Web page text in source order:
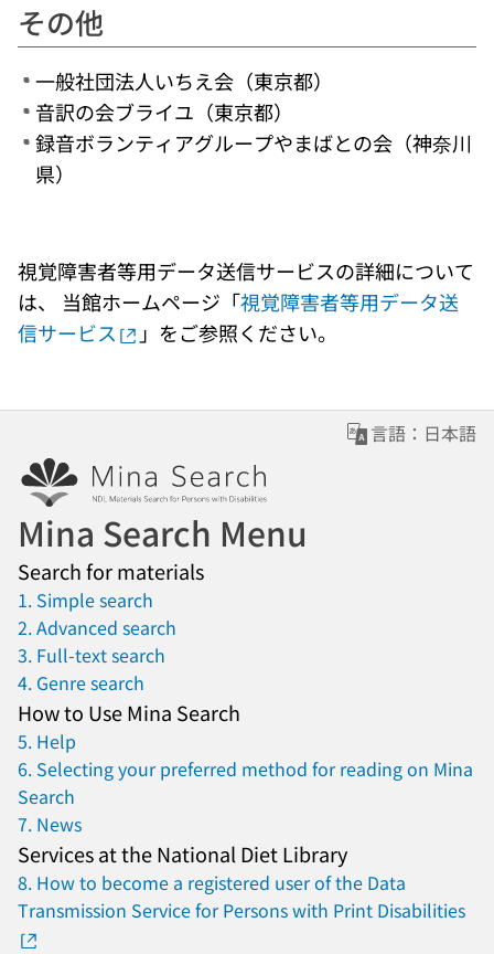
その他
一般社団法人いちえ会（東京都）
音訳の会ブライユ（東京都）
録音ボランティアグループやまばとの会（神奈川
県）
視覚障害者等用データ送信サービスの詳細について
は、 当館ホームページ「視覚障害者等用データ送
信サービス
」をご参照ください。
言語：日本語
Mina Search Menu
Search for materials
1. Simple search
2. Advanced search
3. Full-text search
4. Genre search
How to Use Mina Search
5. Help
6. Selecting your preferred method for reading on Mina
Search
7. News
Services at the National Diet Library
8. How to become a registered user of the Data
Transmission Service for Persons with Print Disabilities